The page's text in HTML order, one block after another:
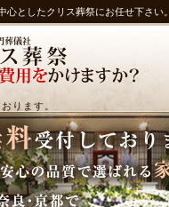
としたクリス葬祭にお任せ下さい。
ります。